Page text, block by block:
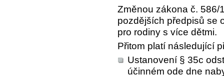
Změnou zákona č. 586/
pozdějších předpisů se
pro rodiny s více dětmi.
Přitom platí následující
Ustanovení § 35c
účinném ode dne